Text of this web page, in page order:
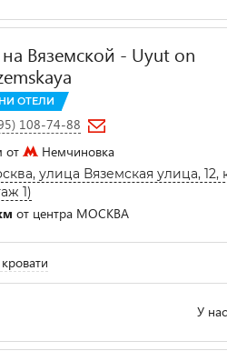
Вяземской - Uyut on
ОТЕЛИ
108-74-88
от
Немчиновка
улица Вяземская улица, 12,
1)
от центра МОСКВА
У